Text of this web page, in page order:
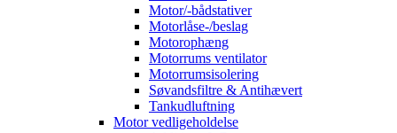
Motor/-bådstativer
Motorlåse-/beslag
Motorophæng
Motorrums ventilator
Motorrumsisolering
Søvandsfiltre & Antihævert
Tankudluftning
Motor vedligeholdelse